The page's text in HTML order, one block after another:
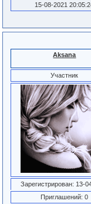
15-08-2021
Aksana
Участник
Зарегистрирован: 13-
Приглашений: 0